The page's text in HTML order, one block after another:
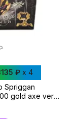
₽ x 4
Spriggan
gold axe ver.